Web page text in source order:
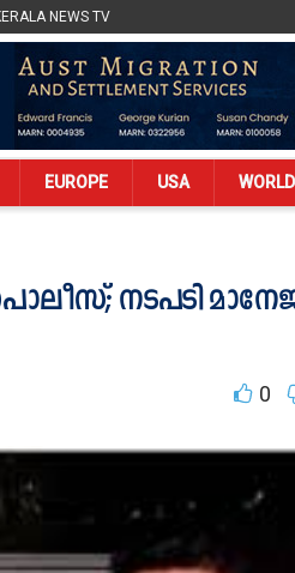
NEWS TV
EUROPE USA WORLD
നടപടി
0